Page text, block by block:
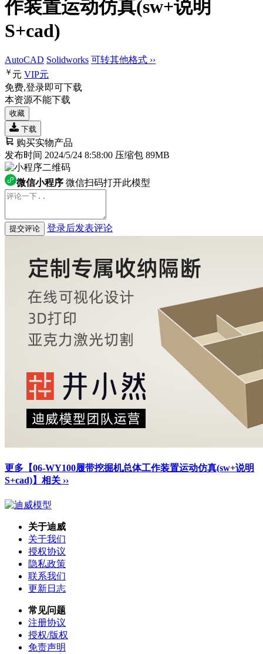
作装置运动仿真(sw+说明
S+cad)
AutoCAD Solidworks 可转其他格式 ››
￥ 元 VIP元
免费,登录即可下载
本资源不能下载
收藏
下载
购买实物产品
发布时间 2024/5/24 8:58:00 压缩包 89MB
微信小程序 微信扫码打开此模型
提交评论 登录后发表评论
更多【06-WY100履带挖掘机总体工作装置运动仿真(sw+说明
S+cad)】相关 ››
关于迪威
关于我们
授权协议
隐私政策
联系我们
更新日志
常见问题
注册协议
授权/版权
免责声明